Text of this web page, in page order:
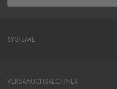
SYSTEME
VERBRAUCHSRECHNER